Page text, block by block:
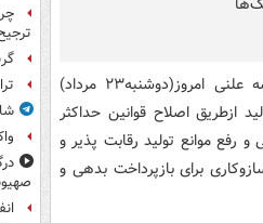
، نمایندگان مجلس شورای اسلامی در جلسه علنی امروز(دوشنبه۲۳ مرداد)
و جهش تولید ازطریق اصلاح قوانین حداکثر
رفع موانع تولید رقابت پذیر و
برای بازپرداخت بدهی و